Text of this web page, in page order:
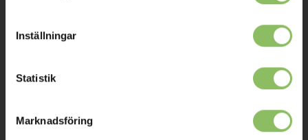
Inställningar
Statistik
Marknadsföring
Reklamation